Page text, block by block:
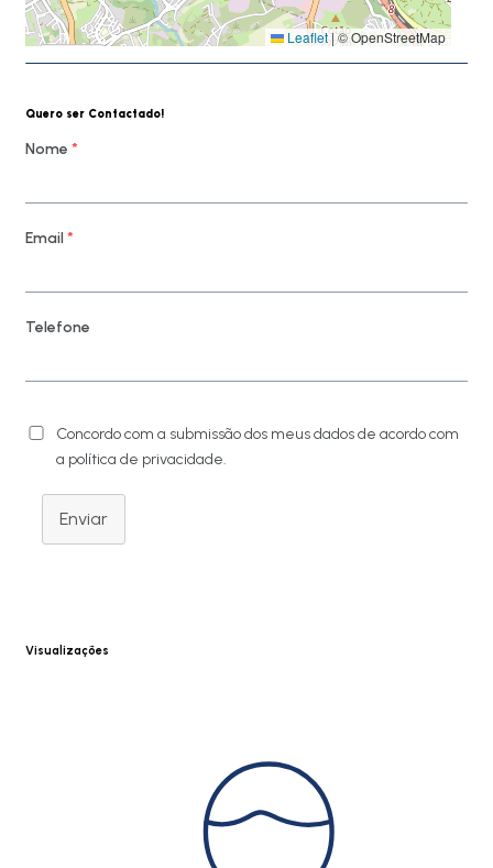
Leaflet|© OpenStreetMap
Quero ser Contactado!
Nome *
Email*
Telefone
Concordo com a submissão dos meus dados de acordo com
a política de privacidade.
Enviar
Visualizações